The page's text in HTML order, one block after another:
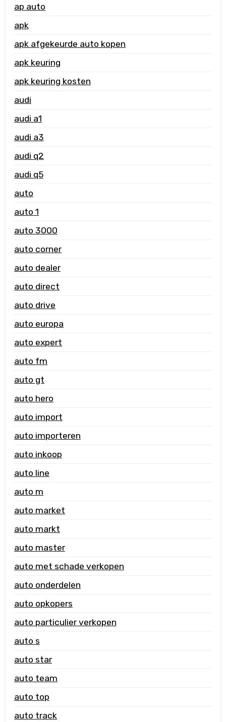
ap auto
apk
apk afgekeurde auto kopen
apk keuring
apk keuring kosten
audi
audi a1
audi a3
audi q2
audi q5
auto
auto 1
auto 3000
auto corner
auto dealer
auto direct
auto drive
auto europa
auto expert
auto fm
auto gt
auto hero
auto import
auto importeren
auto inkoop
auto line
auto m
auto market
auto markt
auto master
auto met schade verkopen
auto onderdelen
auto opkopers
auto particulier verkopen
auto s
auto star
auto team
auto top
auto track